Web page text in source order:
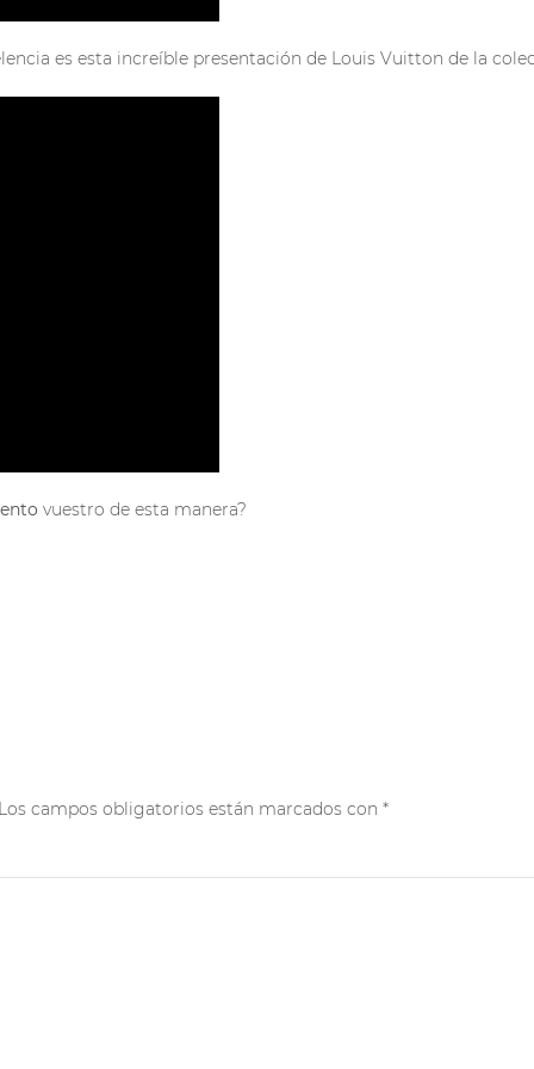
es esta increíble presentación de Louis Vuitton de la
vuestro de esta manera?
campos obligatorios están marcados con *